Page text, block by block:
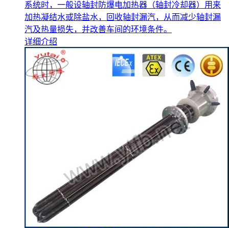
系统时，一般设轴封防爆电加热器（轴封冷却器）用来
加热凝结水或除盐水，回收轴封漏汽，从而减少轴封漏
汽及热量损失，并改善车间的环境条件。
详细介绍